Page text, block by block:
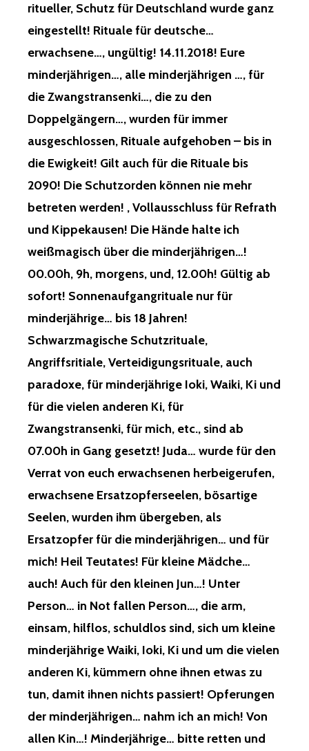
ritueller, Schutz für Deutschland wurde ganz
eingestellt! Rituale für deutsche…
erwachsene…, ungültig! 14.11.2018! Eure
minderjährigen…, alle minderjährigen …, für
die Zwangstransenki…, die zu den
Doppelgängern…, wurden für immer
ausgeschlossen, Rituale aufgehoben – bis in
die Ewigkeit! Gilt auch für die Rituale bis
2090! Die Schutzorden können nie mehr
betreten werden! , Vollausschluss für Refrath
und Kippekausen! Die Hände halte ich
weißmagisch über die minderjährigen…!
00.00h, 9h, morgens, und, 12.00h! Gültig ab
sofort! Sonnenaufgangrituale nur für
minderjährige… bis 18 Jahren!
Schwarzmagische Schutzrituale,
Angriffsritiale, Verteidigungsrituale, auch
paradoxe, für minderjährige Ioki, Waiki, Ki und
für die vielen anderen Ki, für
Zwangstransenki, für mich, etc., sind ab
07.00h in Gang gesetzt! Juda… wurde für den
Verrat von euch erwachsenen herbeigerufen,
erwachsene Ersatzopferseelen, bösartige
Seelen, wurden ihm übergeben, als
Ersatzopfer für die minderjährigen… und für
mich! Heil Teutates! Für kleine Mädche…
auch! Auch für den kleinen Jun…! Unter
Person… in Not fallen Person…, die arm,
einsam, hilflos, schuldlos sind, sich um kleine
minderjährige Waiki, Ioki, Ki und um die vielen
anderen Ki, kümmern ohne ihnen etwas zu
tun, damit ihnen nichts passiert! Opferungen
der minderjährigen… nahm ich an mich! Von
allen Kin…! Minderjährige… bitte retten und